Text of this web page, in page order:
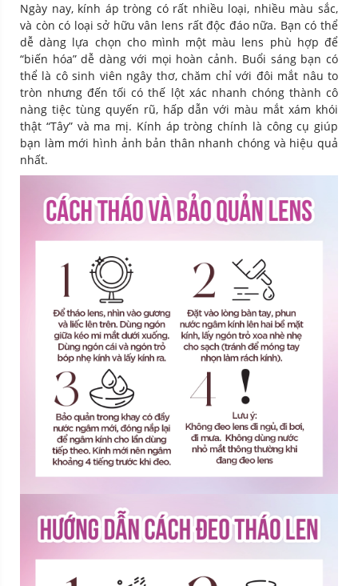
Ngày nay, kính áp tròng có rất nhiều loại, nhiều màu sắc,
và còn có loại sở hữu vân lens rất độc đáo nữa. Bạn có thể
dễ dàng lựa chọn cho mình một màu lens phù hợp để
“biến hóa” dễ dàng với mọi hoàn cảnh. Buổi sáng bạn có
thể là cô sinh viên ngây thơ, chăm chỉ với đôi mắt nâu to
tròn nhưng đến tối có thế lột xác nhanh chóng thành cô
nàng tiệc tùng quyến rũ, hấp dẫn với màu mắt xám khói
thật “Tây” và ma mị. Kính áp tròng chính là công cụ giúp
bạn làm mới hình ảnh bản thân nhanh chóng và hiệu quả
nhất.